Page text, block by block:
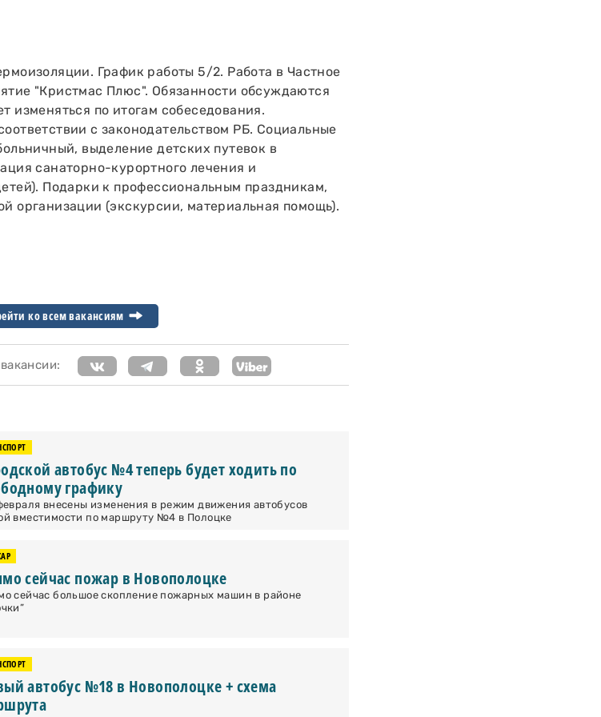
График работы 5/2. Работа в Частное
"Кристмас Плюс". Обязанности обсуждаются
изменяться по итогам собеседования.
с законодательством РБ. Социальные
выделение детских путевок в
санаторно-курортного лечения и
Подарки к профессиональным праздникам,
организации (экскурсии, материальная помощь).
ко всем вакансиям
автобус №4 теперь будет ходить по
графику
внесены изменения в режим движения автобусов
вместимости по маршруту №4 в Полоцке
сейчас пожар в Новополоцке
сейчас большое скопление пожарных машин в районе
автобус №18 в Новополоцке + схема